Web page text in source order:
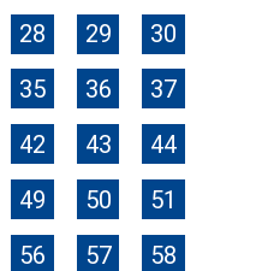
28 29
30
35 36
37
42 43
44
49 50
51
56 57
58